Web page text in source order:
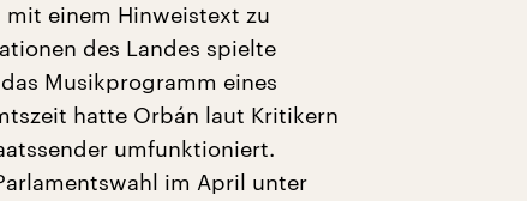
einem Hinweistext zu
des Landes spielte
Musikprogramm eines
hatte Orbán laut Kritikern
umfunktioniert.
im April unter